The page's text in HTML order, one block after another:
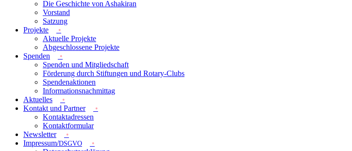
Die Geschichte von Ashakiran
Vorstand
Satzung
Projekte
Aktuelle Projekte
Abgeschlossene Projekte
Spenden
Spenden und Mitgliedschaft
Förderung durch Stiftungen und Rotary-Clubs
Spendenaktionen
Informationsnachmittag
Aktuelles
Kontakt und Partner
Kontaktadressen
Kontaktformular
Newsletter
Impressum/DSGVO